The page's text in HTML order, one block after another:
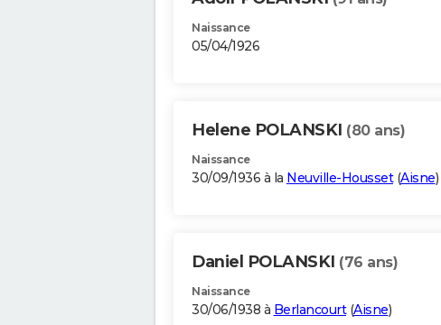
Naissance
05/04/1926
Helene POLANSKI (80 ans)
Naissance
30/09/1936 à la Neuville-Housset(Aisne)
Daniel POLANSKI (76 ans)
Naissance
30/06/1938 à Berlancourt(Aisne)